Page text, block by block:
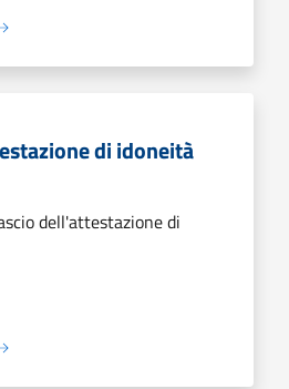
di idoneità
dell'attestazione di